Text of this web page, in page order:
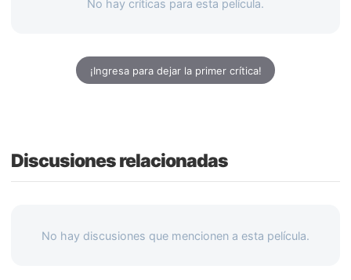
No hay críticas para esta película.
¡Ingresa para dejar la primer crítica!
Discusiones relacionadas
No hay discusiones que mencionen a esta película.